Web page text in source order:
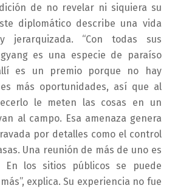
de no revelar ni siquiera su
diplomático describe una vida
jerarquizada. “Con todas sus
es una especie de paraíso
es un premio porque no hay
más oportunidades, así que al
le meten las cosas en un
al campo. Esa amenaza genera
por detalles como el control
Una reunión de más de uno es
En los sitios públicos se puede
explica. Su experiencia no fue